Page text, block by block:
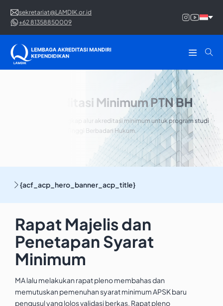
sekretariat@LAMDIK.or.id
+62 81358850009
Alur Akreditasi Minimum PTN BH
Pahami panduan lengkap alur akreditasi minimum untuk program studi
di bawah Perguruan Tinggi Berbadan Hukum.
{acf_acp_hero_banner_acp_title}
Rapat Majelis dan
Penetapan Syarat
Minimum
MA lalu melakukan rapat pleno membahas dan
memutuskan pemenuhan syarat minimum APSK baru
pengusul yang lolos validasi berkas. Rapat pleno